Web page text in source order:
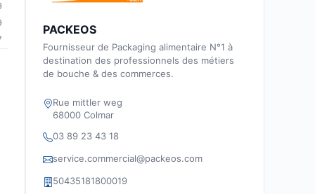
PACKEOS
Fournisseur de Packaging alimentaire N°1 à
destination des professionnels des métiers
de bouche & des commerces.
Rue mittler weg
68000 Colmar
03 89 23 43 18
service.commercial@packeos.com
50435181800019